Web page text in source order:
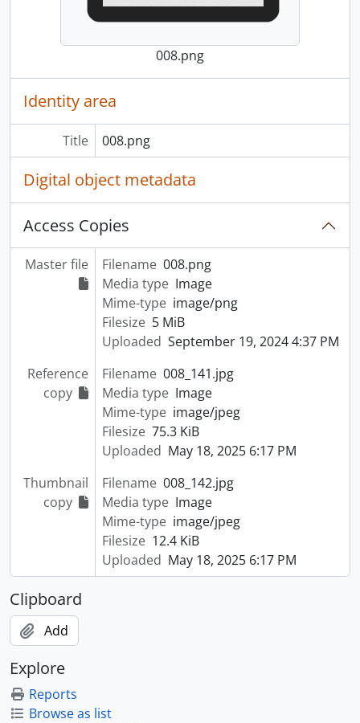
008.png
Identity area
Title 008.png
Digital object metadata
Access Copies
Master file Filename 008.png
Media type Image
Mime-type image/png
Filesize 5 MiB
Uploaded September 19, 2024 4:37 PM
Reference
copy
Filename 008_141.jpg
Media type Image
Mime-type image/jpeg
Filesize 75.3 KiB
Uploaded May 18, 2025 6:17 PM
Thumbnail
copy
Filename 008_142.jpg
Media type Image
Mime-type image/jpeg
Filesize 12.4 KiB
Uploaded May 18, 2025 6:17 PM
Clipboard
Add
Explore
Reports
Browse as list